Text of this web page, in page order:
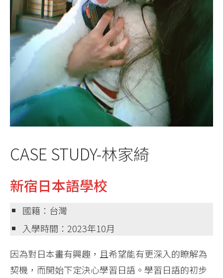
CASE STUDY-林家綺
新宿日本語學校
國籍：台灣
入學時間：2023年10月
因為對日本畫有興趣，且希望能有更深入的瞭解為
契機，而開始下定決心學習日語。學習日語的初步